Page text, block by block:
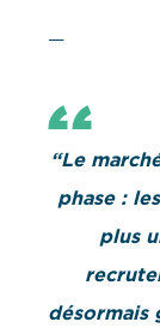
—
“Le
phase :
plus
désormais